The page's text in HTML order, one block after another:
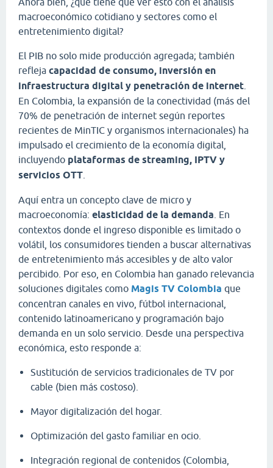
macroeconómico cotidiano y sectores como el
entretenimiento digital?
El PIB no solo mide producción agregada; también
refleja capacidad de consumo, inversión en
infraestructura digital y penetración de internet
En Colombia, la expansión de la conectividad (más del
70% de penetración de internet según reportes
recientes de MinTIC y organismos internacionales) ha
impulsado el crecimiento de la economía digital,
incluyendo plataformas de streaming, IPTV y
servicios OTT
Aquí entra un concepto clave de micro y
macroeconomía: elasticidad de la demanda . En
contextos donde el ingreso disponible es limitado o
volátil, los consumidores tienden a buscar alternativas
de entretenimiento más accesibles y de alto valor
percibido. Por eso, en Colombia han ganado relevancia
soluciones digitales como Magis TV Colombia que
concentran canales en vivo, fútbol internacional,
contenido latinoamericano y programación bajo
demanda en un solo servicio. Desde una perspectiva
económica, esto responde a:
Sustitución de servicios tradicionales de TV por
cable (bien más costoso).
Mayor digitalización del hogar.
Optimización del gasto familiar en ocio.
Integración regional de contenidos (Colombia,